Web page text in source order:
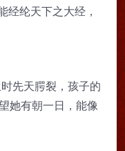
经纶天下之大经，
先天腭裂，孩子的
她有朝一日，能像